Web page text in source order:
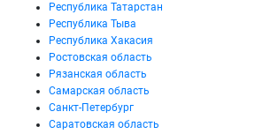
Республика Татарстан
Республика Тыва
Республика Хакасия
Ростовская область
Рязанская область
Самарская область
Санкт-Петербург
Саратовская область